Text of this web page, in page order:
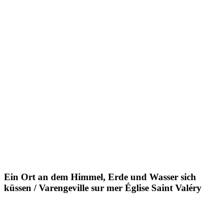
Ein Ort an dem Himmel, Erde und Wasser sich
küssen / Varengeville sur mer Église Saint Valéry